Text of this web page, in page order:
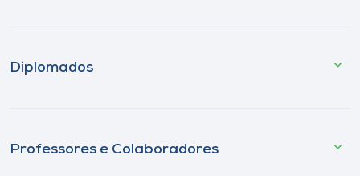
Diplomados
Professores e Colaboradores